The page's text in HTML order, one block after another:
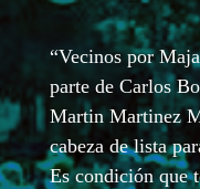
“Vecinos por
parte de Carlos
Martin Martinez
cabeza de lista
Es condición que